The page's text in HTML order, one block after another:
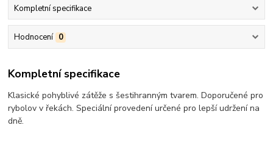
Kompletní specifikace
Hodnocení 0
Kompletní specifikace
Klasické pohyblivé zátěže s šestihranným tvarem. Doporučené pro
rybolov v řekách. Speciální provedení určené pro lepší udržení na
dně.